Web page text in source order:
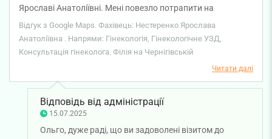
Ярославі Анатоліївні. Мені повезло потрапити на
консультацію до такого професійного та уважного лікаря,
яка не пропускає важливих деталей, надала корисні
поради по жіночому здоровʼю, і не призначила купи
додаткових обстежень, як інколи буває з іншими
лікарями. Буду радити лікаря Ярославу Анатоліївнау
своїм подругам і колегам.
Відгук з Google Maps. Фахівець: Нестеренко Ярослава
Анатоліївна . Напрями: Гінекологія, Гінекологічне УЗД,
Консультація гінеколога. Філія на Чернігівській
Читати далі
Відповідь від адміністрації
15.07.2025
Ольго, дуже раді, що ви задоволені візитом до